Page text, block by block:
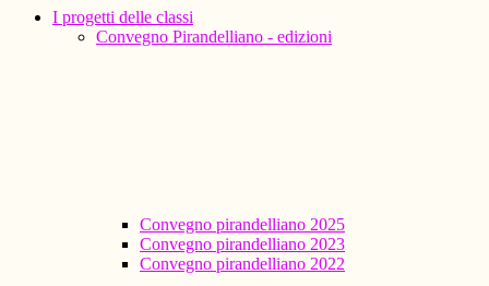
I progetti delle classi
Convegno Pirandelliano - edizioni
Convegno pirandelliano 2025
Convegno pirandelliano 2023
Convegno pirandelliano 2022